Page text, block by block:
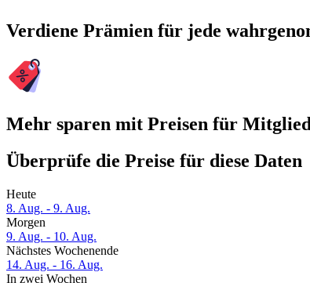
Verdiene Prämien für jede
Mehr sparen mit Preisen für
Überprüfe die Preise für diese Daten
Heute
8. Aug. - 9. Aug.
Morgen
9. Aug. - 10. Aug.
Nächstes Wochenende
14. Aug. - 16. Aug.
In zwei Wochen